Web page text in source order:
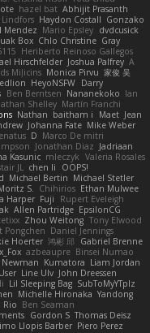
hazel bat Abhijit Prasanth
Lindfors Haydon Costall Gonzako
Mendez Mario Epsley dvdcusick
Box Chlo Christine Gray
Heriberto Reinoso Gallegos
Hirschfelder Joshua Palfrey A
Miļicins Monica Pirvu 家俊 吴
HeyoNSFW Darry
Ben Berntsen Nananekoko Ian
Shelley Martín Franchi
Nathan baitham i Maet Jean
Johanna Fate Mike Weber
D Marco De mitri
Jonathan Diaz Jadriaan
Kasunic mleczyk Valeria Rosales
JL chen li
OOPS!
Michael Bertin Michael Stetler
S. Chihirios Ethan Mulwee
Harper Fuji
Rupert Eveleigh
Allen Partridge EpsilonCG
Zhou Weitong Tony Elwood
Pongchen Daniel Jennings
Hoerter 鸿彬 邱 Gabriel Brenne
azbeaupre Binsei Numao
Kumatora Liam Jordan
Line Ulv John Dreessen
Lil Sleeping Bag SubToMyYTplz
Michelle Hironaka Yandong
Rio Ben Seaman
Gordon S Thomas Deisz
Llopis Barber Piero Perez